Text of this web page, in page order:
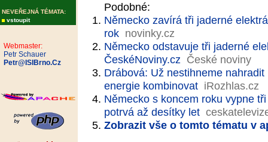
NEVEŘEJNÁ TÉMATA:
vstoupit
Webmaster:
Petr Schauer
Petr@ISIBrno.Cz
Podobné:
Německo zavírá tři jaderné
rok novinky.cz
Německo odstavuje tři jaderné
ČeskéNoviny.cz České noviny
Drábová: Už nestihneme
energie kombinovat iRozhlas.cz
Německo s koncem roku vypne
potrvá až desítky let
Zobrazit vše o tomto tématu v